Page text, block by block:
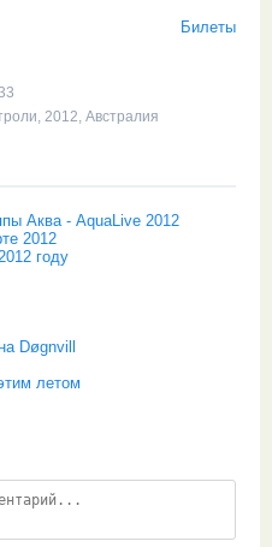
Билеты
, 2012, Австралия
Аква - AquaLive 2012
2012
году
Døgnvill
летом